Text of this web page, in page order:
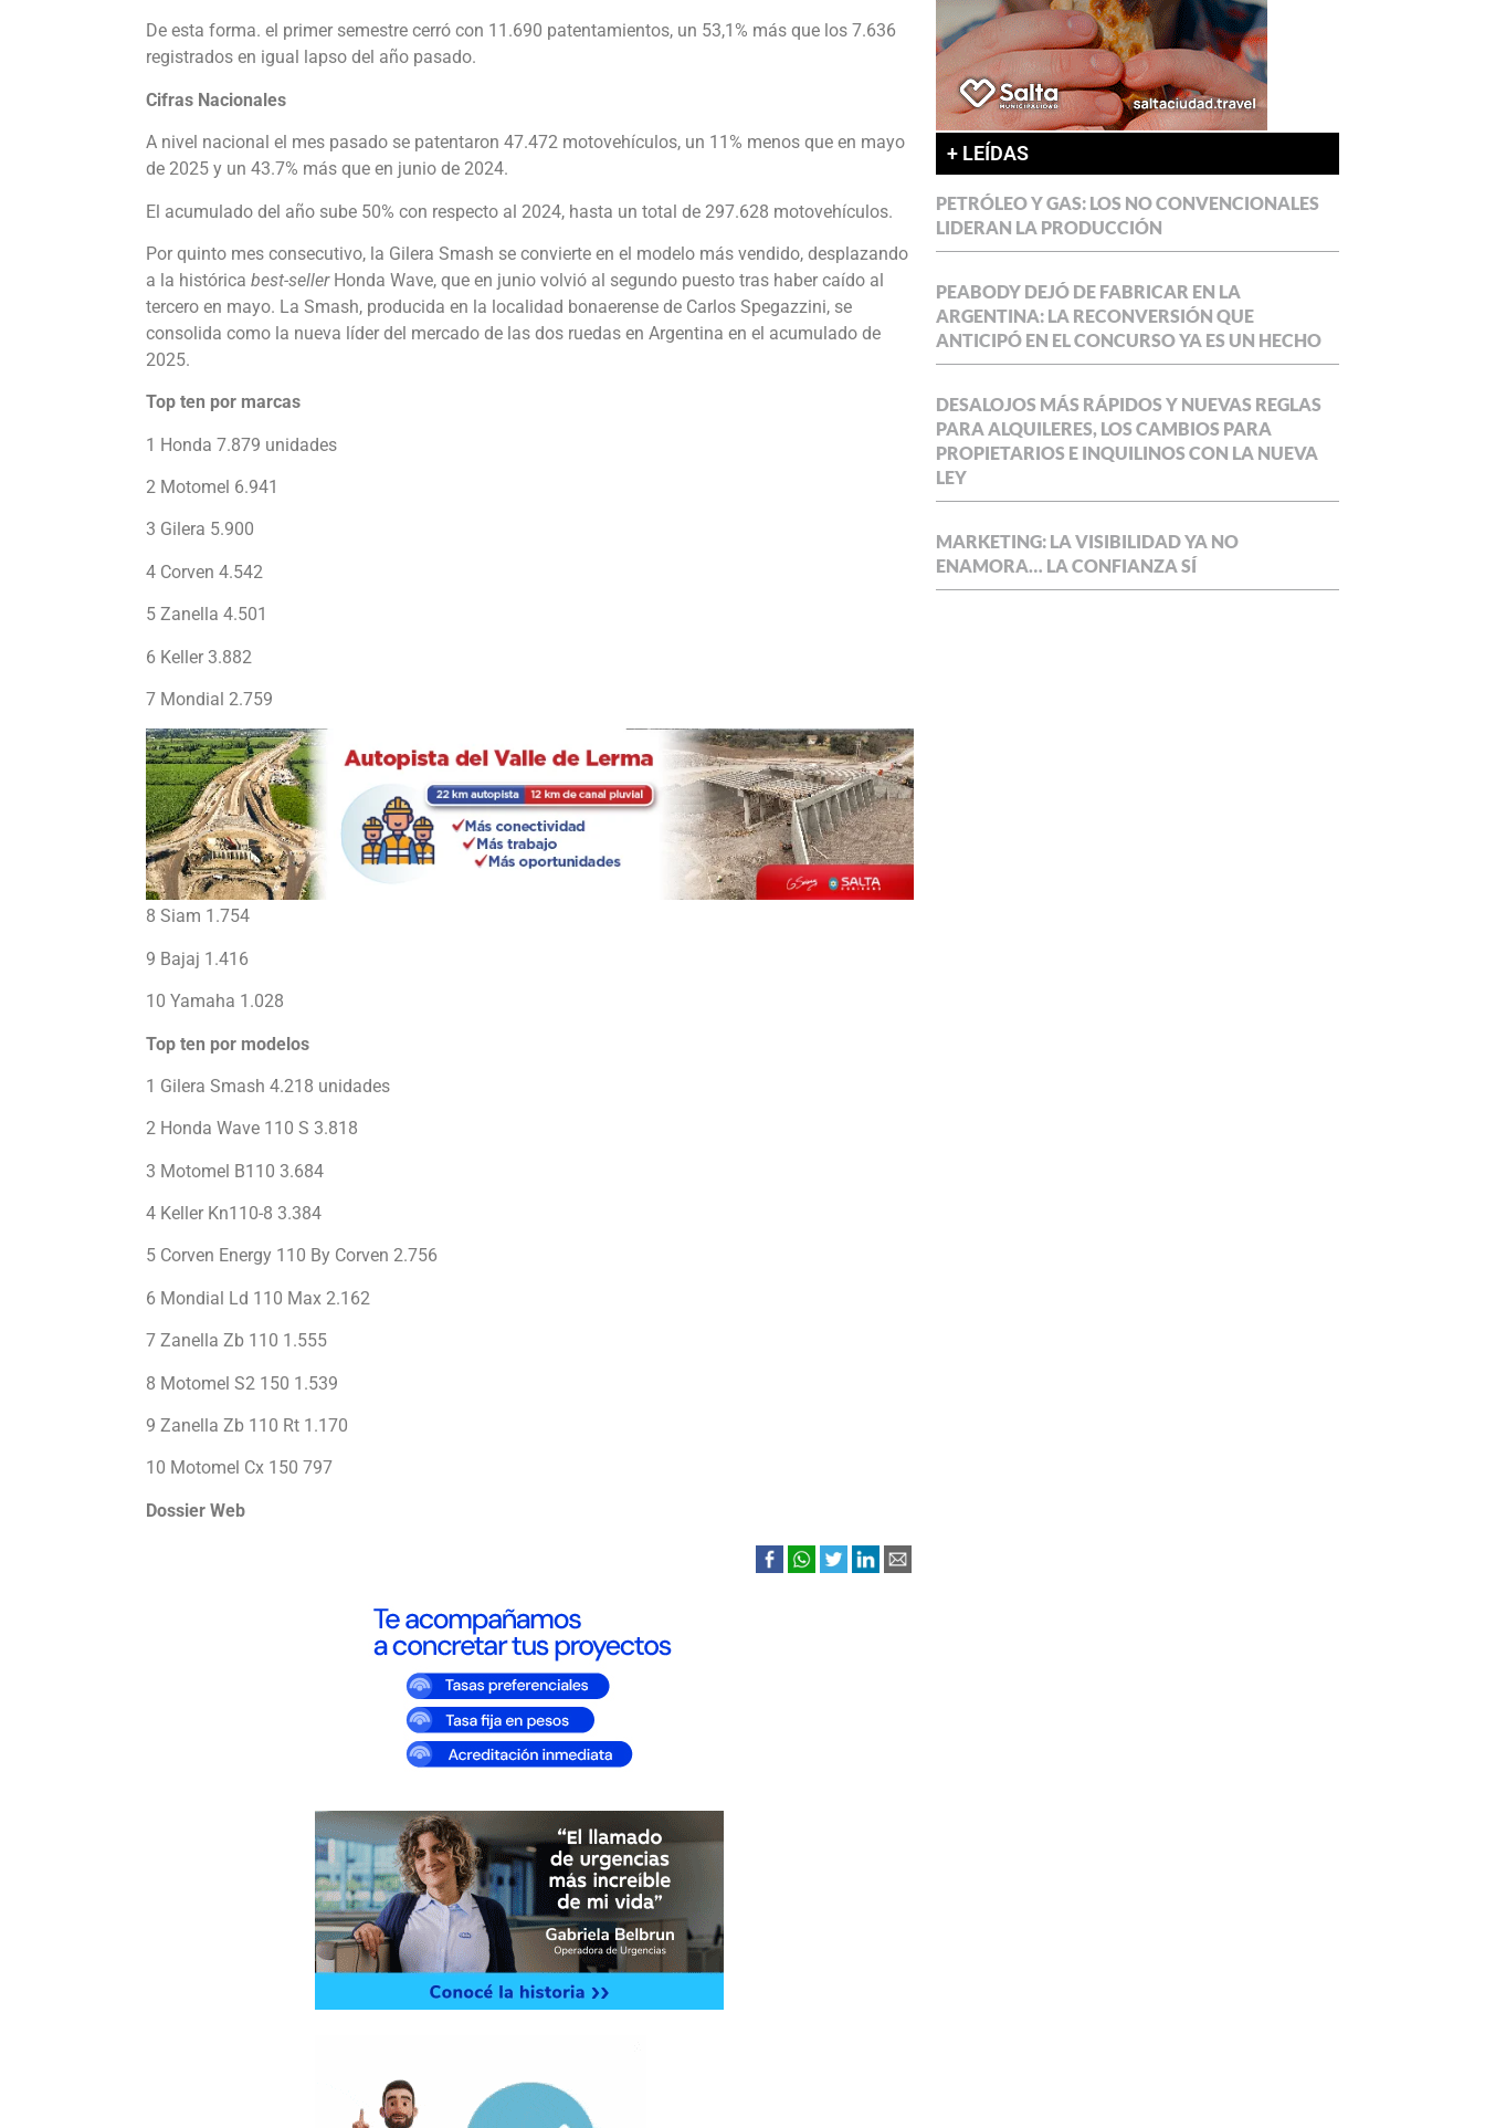
De esta forma. el primer semestre cerró con 11.690 patentamientos, un 53,1% más que los 7.636
registrados en igual lapso del año pasado.
Cifras Nacionales
A nivel nacional el mes pasado se patentaron 47.472 motovehículos, un 11% menos que en mayo
de 2025 y un 43.7% más que en junio de 2024.
El acumulado del año sube 50% con respecto al 2024, hasta un total de 297.628 motovehículos.
Por quinto mes consecutivo, la Gilera Smash se convierte en el modelo más vendido, desplazando
a la histórica best-sellerHonda Wave, que en junio volvió al segundo puesto tras haber caído al
tercero en mayo. La Smash, producida en la localidad bonaerense de Carlos Spegazzini, se
consolida como la nueva líder del mercado de las dos ruedas en Argentina en el acumulado de
2025.
Top ten por marcas
1 Honda 7.879 unidades
2 Motomel 6.941
3 Gilera 5.900
4 Corven 4.542
5 Zanella 4.501
6 Keller 3.882
7 Mondial 2.759
8 Siam 1.754
9 Bajaj 1.416
10 Yamaha 1.028
Top ten por modelos
1 Gilera Smash 4.218 unidades
2 Honda Wave 110 S 3.818
3 Motomel B110 3.684
4 Keller Kn110-8 3.384
5 Corven Energy 110 By Corven 2.756
6 Mondial Ld 110 Max 2.162
7 Zanella Zb 110 1.555
8 Motomel S2 150 1.539
9 Zanella Zb 110 Rt 1.170
10 Motomel Cx 150 797
Dossier Web
+ LEÍDAS
PETRÓLEO Y GAS: LOS NO CONVENCIONALES
LIDERAN LA PRODUCCIÓN
PEABODY DEJÓ DE FABRICAR EN LA
ARGENTINA: LA RECONVERSIÓN QUE
ANTICIPÓ EN EL CONCURSO YA ES UN HECHO
DESALOJOS MÁS RÁPIDOS Y NUEVAS REGLAS
PARA ALQUILERES, LOS CAMBIOS PARA
PROPIETARIOS E INQUILINOS CON LA NUEVA
LEY
MARKETING: LA VISIBILIDAD YA NO
ENAMORA… LA CONFIANZA SÍ